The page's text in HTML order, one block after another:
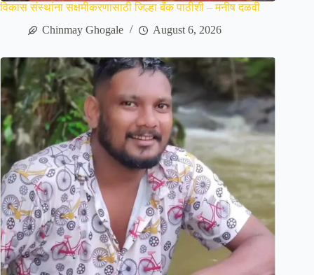
विकास संस्थांना सक्षमीकरणासाठी जिल्हा बॅंक पाठीशी – मनीष दळवी
Chinmay Ghogale
August 6, 2026